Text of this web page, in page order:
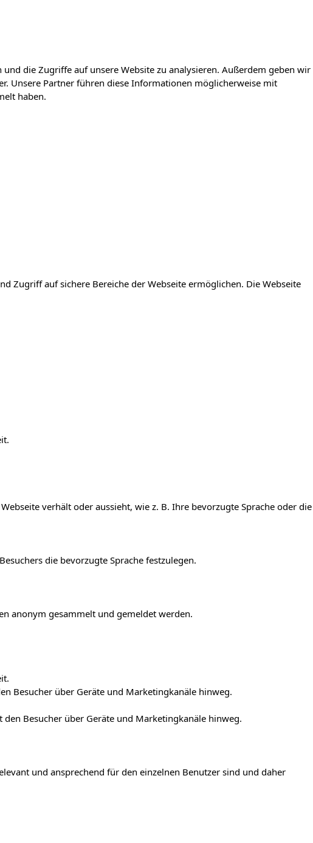
die Zugriffe auf unsere Website zu analysieren. Außerdem geben wir
Unsere Partner führen diese Informationen möglicherweise mit
haben.
Zugriff auf sichere Bereiche der Webseite ermöglichen. Die Webseite
verhält oder aussieht, wie z. B. Ihre bevorzugte Sprache oder die
die bevorzugte Sprache festzulegen.
anonym gesammelt und gemeldet werden.
Besucher über Geräte und Marketingkanäle hinweg.
Besucher über Geräte und Marketingkanäle hinweg.
und ansprechend für den einzelnen Benutzer sind und daher